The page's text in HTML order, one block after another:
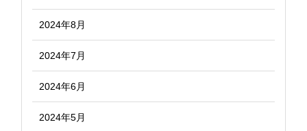
2024年8月
2024年7月
2024年6月
2024年5月